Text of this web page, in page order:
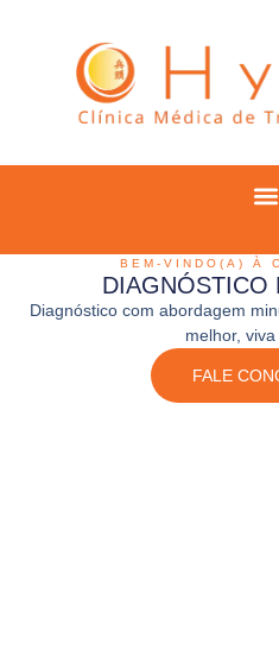
BEM-VINDO(A) À
DIAGNÓSTICO
Diagnóstico com abordagem
melhor,
FALE